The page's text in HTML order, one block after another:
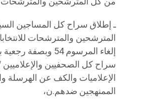
ـ إطلاق سراح كل المساجين
المترشحين والمترشحات
إلغاء المرسوم 54
سراح كل الصحفيين
الإعلاميات والكف عن الهرسلة
الممنهجين ضدهم.ن،